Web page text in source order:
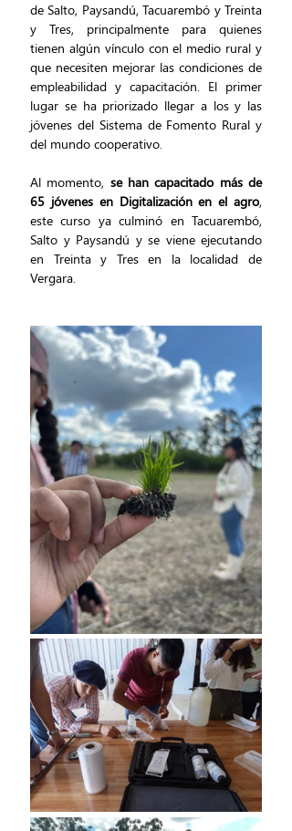
de Salto, Paysandú, Tacuarembó y Treinta
y Tres, principalmente para quienes
tienen algún vínculo con el medio rural y
que necesiten mejorar las condiciones de
empleabilidad y capacitación. El primer
lugar se ha priorizado llegar a los y las
jóvenes del Sistema de Fomento Rural y
del mundo cooperativo.
Al momento, se han capacitado más de
65 jóvenes en Digitalización en el agro,
este curso ya culminó en Tacuarembó,
Salto y Paysandú y se viene ejecutando
en Treinta y Tres en la localidad de
Vergara.